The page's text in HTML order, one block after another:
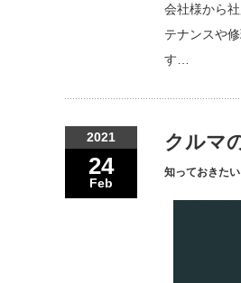
会社様から
テナンスや
す…
2021
24
Feb
クルマ
知っておきた